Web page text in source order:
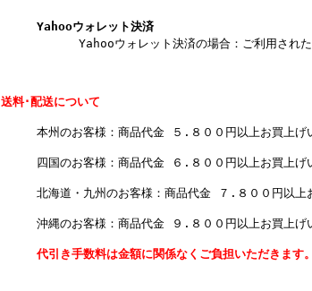
Yahooウォレット決済
Yahooウォレット決済の場合：ご利用された
送料･配送について
本州のお客様：商品代金 ５.８００円以上お買上げ
四国のお客様：商品代金 ６.８００円以上お買上げ
北海道・九州のお客様：商品代金 ７.８００円以上
沖縄のお客様：商品代金 ９.８００円以上お買上げ
代引き手数料は金額に関係なくご負担いただきます。